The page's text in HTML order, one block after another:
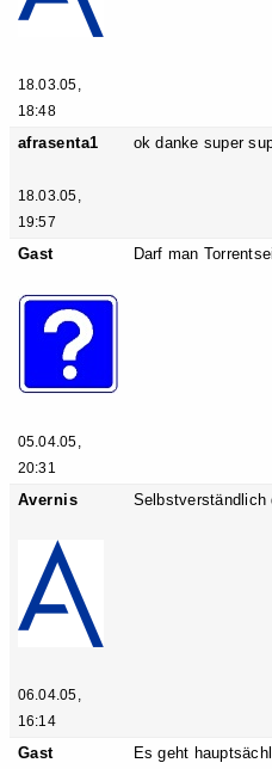
18.03.05,
18:48
afrasenta1
18.03.05,
19:57
ok danke super
Gast
05.04.05,
20:31
Darf man
Avernis
06.04.05,
16:14
Selbstverständlich
Gast Es geht